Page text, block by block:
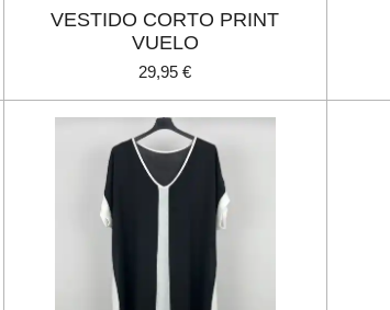
VESTIDO CORTO PRINT
VUELO
29,95 €